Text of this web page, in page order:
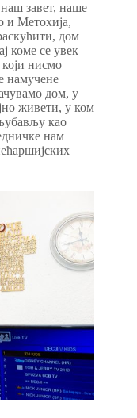
завет, наше
и Метохија,
дом
коме се увек
нисмо
намучене
дом, у
живети, у ком
као
нам